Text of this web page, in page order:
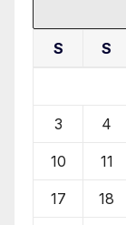
S S
3 4
10 11
17 18